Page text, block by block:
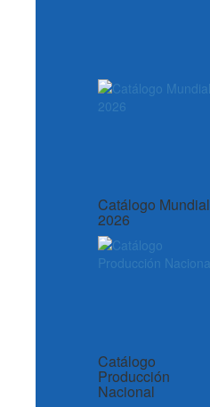
Catálogo Mundial
2026
Catálogo
Producción
Nacional